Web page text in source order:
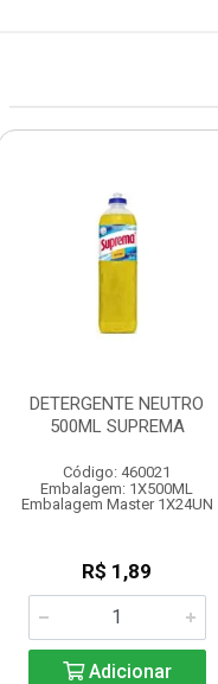
DETERGENTE NEUTRO
500ML SUPREMA
Código: 460021
Embalagem: 1X500ML
Embalagem Master 1X24UN
R$ 1,89
Adicionar